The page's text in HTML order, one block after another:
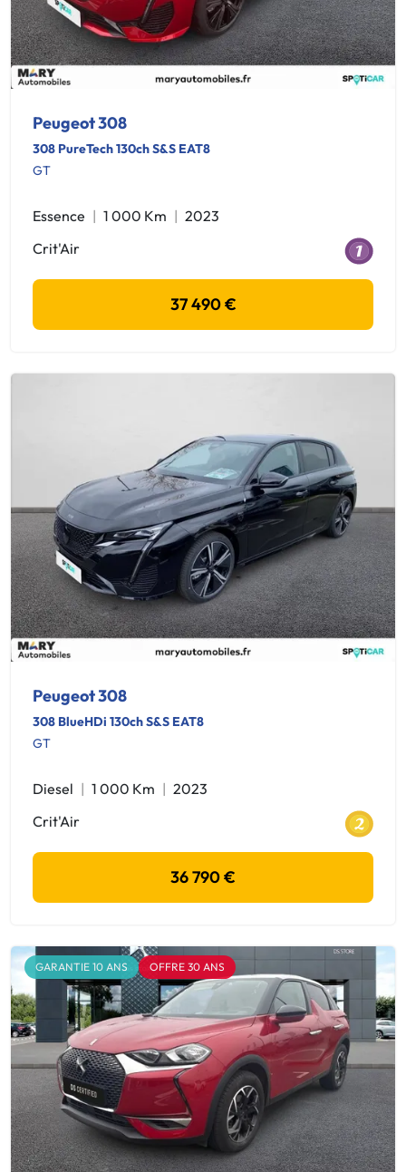
Peugeot 308
308 PureTech 130ch S&S EAT8
GT
Essence 1 000 Km
2023
Crit'Air
37 490 €
Peugeot 308
308 BlueHDi 130ch S&S EAT8
GT
Diesel 1 000 Km
2023
Crit'Air
36 790 €
GARANTIE 10 ANS OFFRE 30 ANS